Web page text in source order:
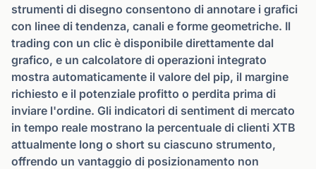
strumenti di disegno consentono di annotare i grafici
con linee di tendenza, canali e forme geometriche. Il
trading con un clic è disponibile direttamente dal
grafico, e un calcolatore di operazioni integrato
mostra automaticamente il valore del pip, il margine
richiesto e il potenziale profitto o perdita prima di
inviare l'ordine. Gli indicatori di sentiment di mercato
in tempo reale mostrano la percentuale di clienti XTB
attualmente long o short su ciascuno strumento,
offrendo un vantaggio di posizionamento non